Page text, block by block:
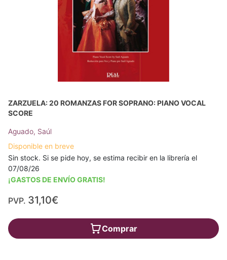
ZARZUELA: 20 ROMANZAS FOR SOPRANO: PIANO VOCAL
SCORE
Aguado, Saúl
Disponible en breve
Sin stock. Si se pide hoy, se estima recibir en la librería el
07/08/26
¡GASTOS DE ENVÍO GRATIS!
PVP. 31,10€
Comprar